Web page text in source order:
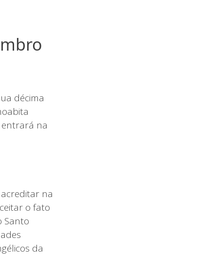
décima
na
na
o fato
Santo
da